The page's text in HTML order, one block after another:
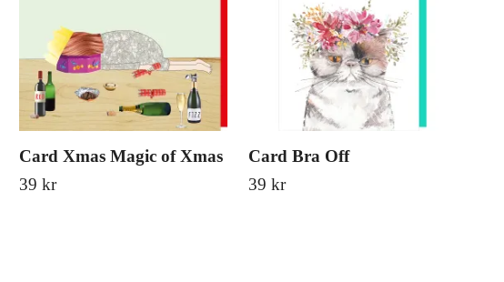
Card Xmas Magic of Xmas
39 kr
Card Bra Off
39 kr